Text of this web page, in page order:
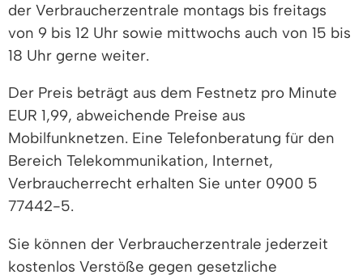
der Verbraucherzentrale montags bis freitags
von 9 bis 12 Uhr sowie mittwochs auch von 15 bis
18 Uhr gerne weiter.
Der Preis beträgt aus dem Festnetz pro Minute
EUR 1,99, abweichende Preise aus
Mobilfunknetzen. Eine Telefonberatung für den
Bereich Telekommunikation, Internet,
Verbraucherrecht erhalten Sie unter 0900 5
77442-5.
Sie können der Verbraucherzentrale jederzeit
kostenlos Verstöße gegen gesetzliche